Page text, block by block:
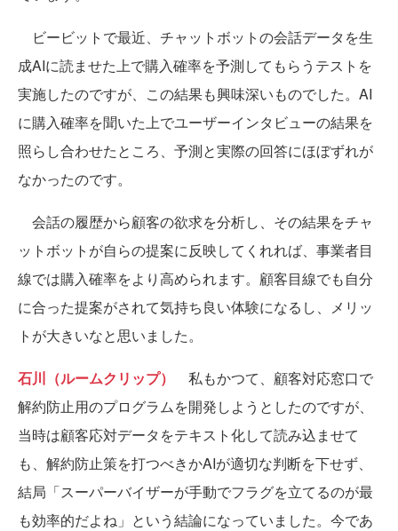
ビービットで最近、チャットボットの会話データを生
成AIに読ませた上で購入確率を予測してもらうテストを
実施したのですが、この結果も興味深いものでした。AI
に購入確率を聞いた上でユーザーインタビューの結果を
照らし合わせたところ、予測と実際の回答にほぼずれが
なかったのです。
会話の履歴から顧客の欲求を分析し、その結果をチャ
ットボットが自らの提案に反映してくれれば、事業者目
線では購入確率をより高められます。顧客目線でも自分
に合った提案がされて気持ち良い体験になるし、メリッ
トが大きいなと思いました。
石川（ルームクリップ）
私もかつて、顧客対応窓口で
解約防止用のプログラムを開発しようとしたのですが、
当時は顧客応対データをテキスト化して読み込ませて
も、解約防止策を打つべきかAIが適切な判断を下せず、
結局「スーパーバイザーが手動でフラグを立てるのが最
も効率的だよね」という結論になっていました。今であ